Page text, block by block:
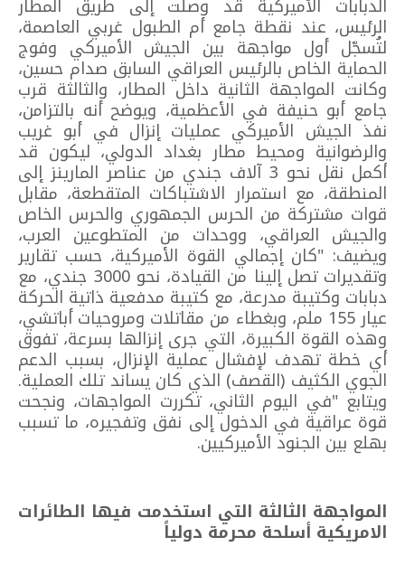
الدبابات الأميركية قد وصلت إلى طريق المطار
الرئيس، عند نقطة جامع أم الطبول غربي العاصمة،
لتُسجّل أول مواجهة بين الجيش الأميركي وفوج
الحماية الخاص بالرئيس العراقي السابق صدام حسين،
وكانت المواجهة الثانية داخل المطار، والثالثة قرب
جامع أبو حنيفة في الأعظمية، ويوضح أنه بالتزامن،
نفذ الجيش الأميركي عمليات إنزال في أبو غريب
والرضوانية ومحيط مطار بغداد الدولي، ليكون قد
أكمل نقل نحو 3 آلاف جندي من عناصر المارينز إلى
المنطقة، مع استمرار الاشتباكات المتقطعة، مقابل
قوات مشتركة من الحرس الجمهوري والحرس الخاص
والجيش العراقي، ووحدات من المتطوعين العرب،
ويضيف: "كان إجمالي القوة الأميركية، حسب تقارير
وتقديرات تصل إلينا من القيادة، نحو 3000 جندي، مع
دبابات وكتيبة مدرعة، مع كتيبة مدفعية ذاتية الحركة
عيار 155 ملم، وبغطاء من مقاتلات ومروحيات أباتشي،
وهذه القوة الكبيرة، التي جرى إنزالها بسرعة، تفوق
أي خطة تهدف لإفشال عملية الإنزال، بسبب الدعم
الجوي الكثيف (القصف) الذي كان يساند تلك العملية.
ويتابع "في اليوم الثاني، تكررت المواجهات، ونجحت
قوة عراقية في الدخول إلى نفق وتفجيره، ما تسبب
بهلع بين الجنود الأميركيين.
المواجهة الثالثة التي استخدمت فيها الطائرات
الامريكية أسلحة محرمة دولياً